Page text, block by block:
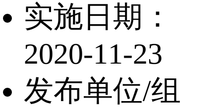
实施日期：
2020-11-23
发布单位/组